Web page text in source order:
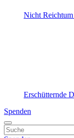
Nicht
Erschütternde
Spenden